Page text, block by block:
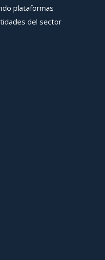
plataformas
del sector